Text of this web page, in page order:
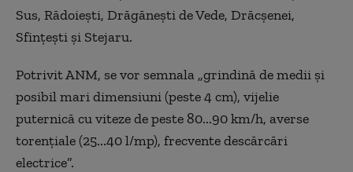
Sus, Rădoieşti, Drăgăneşti de Vede, Drăcşenei,
Sfinţeşti şi Stejaru.
Potrivit ANM, se vor semnala „grindină de medii şi
posibil mari dimensiuni (peste 4 cm), vijelie
puternică cu viteze de peste 80...90 km/h, averse
torenţiale (25...40 l/mp), frecvente descărcări
electrice”.